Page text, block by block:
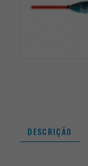
DESCRIÇÃO